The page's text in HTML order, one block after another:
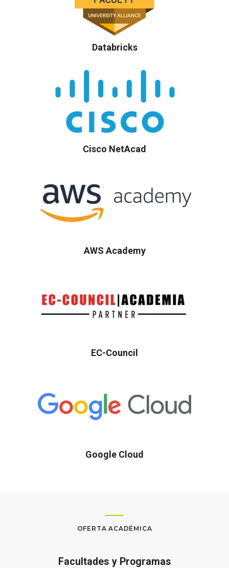
Databricks
Cisco NetAcad
AWS Academy
EC-Council
Google Cloud
OFERTA ACADÉMICA
Facultades y Programas